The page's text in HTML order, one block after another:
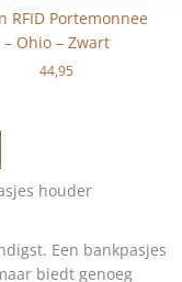
RFID Portemonnee
– Ohio – Zwart
44,95
houder
Een bankpasjes
biedt genoeg